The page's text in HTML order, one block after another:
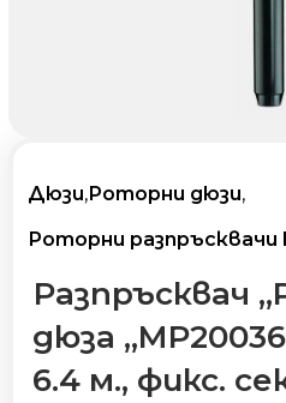
Дюзи,Роторни дюзи,
Роторни разпръсквачи
Разпръсквач
дюза
6.4 м., фикс.